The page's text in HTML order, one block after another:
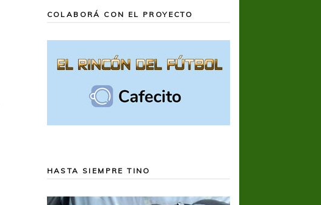
COLABORÁ CON EL PROYECTO
HASTA SIEMPRE TINO